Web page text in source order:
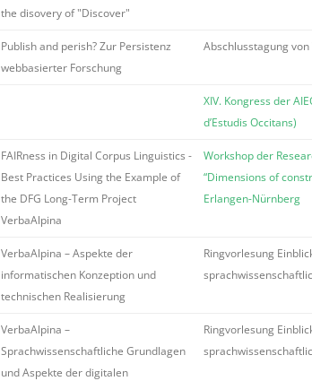
the disovery of "Discover"
Publish and perish? Zur Persistenz
webbasierter Forschung
Abschlusstagung
XIV. Kongress der
d’Estudis Occitans)
FAIRness in Digital Corpus Linguistics -
Best Practices Using the Example of
the DFG Long-Term Project
VerbaAlpina
Workshop der
“Dimensions of
Erlangen-Nürnberg
VerbaAlpina – Aspekte der
informatischen Konzeption und
technischen Realisierung
Ringvorlesung
VerbaAlpina –
Sprachwissenschaftliche Grundlagen
und Aspekte der digitalen
Ringvorlesung